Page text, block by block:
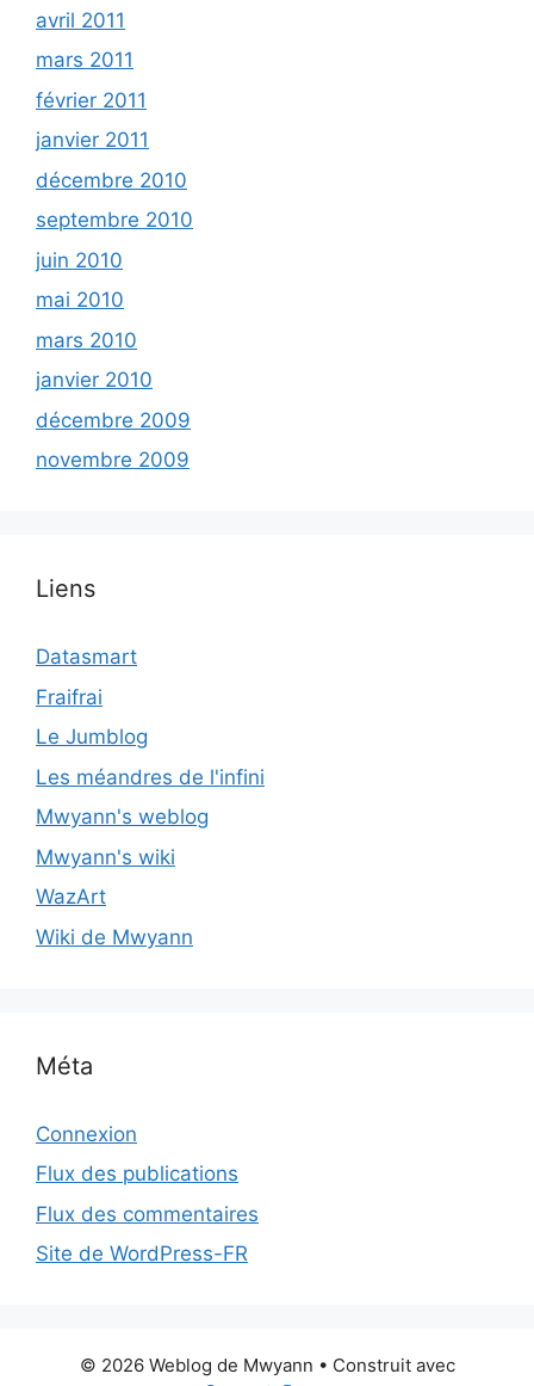
avril 2011
mars 2011
février 2011
janvier 2011
décembre 2010
septembre 2010
juin 2010
mai 2010
mars 2010
janvier 2010
décembre 2009
novembre 2009
Liens
Datasmart
Fraifrai
Le Jumblog
Les méandres de l'infini
Mwyann's weblog
Mwyann's wiki
WazArt
Wiki de Mwyann
Méta
Connexion
Flux des publications
Flux des commentaires
Site de WordPress-FR
© 2026 Weblog de Mwyann • Construit avec